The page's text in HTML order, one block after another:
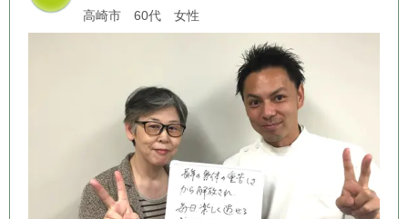
高崎市 60代 女性